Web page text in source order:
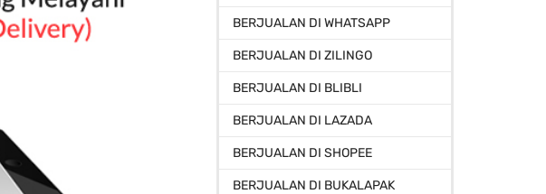
BERJUALAN DI WHATSAPP
BERJUALAN DI ZILINGO
BERJUALAN DI BLIBLI
BERJUALAN DI LAZADA
BERJUALAN DI SHOPEE
BERJUALAN DI BUKALAPAK